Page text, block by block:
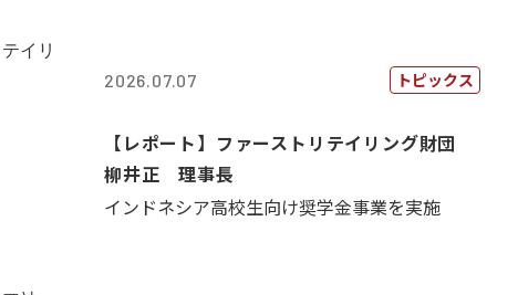
2026.07.07 トピックス
【レポート】ファーストリテイリング財団
柳井正 理事長
インドネシア高校生向け奨学金事業を実施